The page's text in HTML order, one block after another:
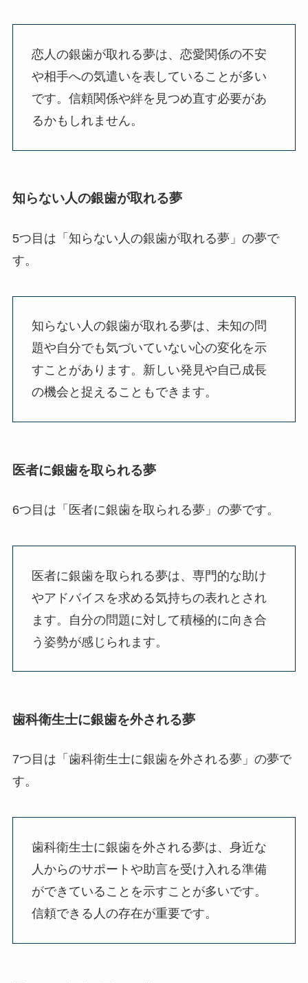
恋人の銀歯が取れる夢は、恋愛関係の不安
や相手への気遣いを表していることが多い
です。信頼関係や絆を見つめ直す必要があ
るかもしれません。
知らない人の銀歯が取れる夢
5つ目は「知らない人の銀歯が取れる夢」の夢で
す。
知らない人の銀歯が取れる夢は、未知の問
題や自分でも気づいていない心の変化を示
すことがあります。新しい発見や自己成長
の機会と捉えることもできます。
医者に銀歯を取られる夢
6つ目は「医者に銀歯を取られる夢」の夢です。
医者に銀歯を取られる夢は、専門的な助け
やアドバイスを求める気持ちの表れとされ
ます。自分の問題に対して積極的に向き合
う姿勢が感じられます。
歯科衛生士に銀歯を外される夢
7つ目は「歯科衛生士に銀歯を外される夢」の夢で
す。
歯科衛生士に銀歯を外される夢は、身近な
人からのサポートや助言を受け入れる準備
ができていることを示すことが多いです。
信頼できる人の存在が重要です。